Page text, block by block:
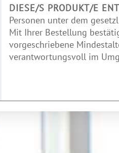
DIESE/S PRODUKT/E
Personen unter dem
Mit Ihrer Bestellung
vorgeschriebene
verantwortungsvoll im